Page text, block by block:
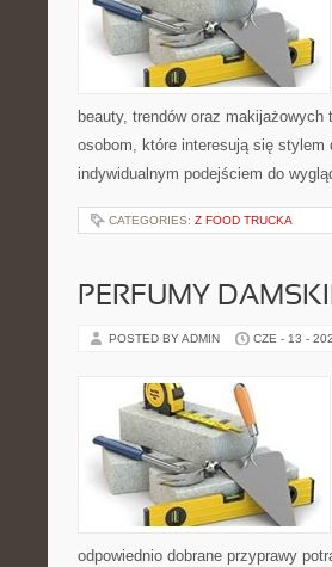
beauty, trendów oraz
osobom, które interesują się
indywidualnym podejściem do
CATEGORIES: Z FOOD TRUCKA
PERFUMY
POSTED BY ADMIN CZE - 13 -
odpowiednio dobrane przyprawy